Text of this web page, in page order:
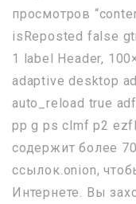
просмотров
isReposted false
1 label Header,
adaptive desktop
auto_reload true
pp g ps clmf p2
содержит более
ссылок.onion,
Интернете. Вы